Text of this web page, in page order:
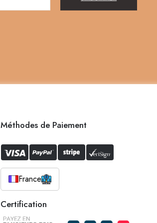
Méthodes de Paiement
France
Certification